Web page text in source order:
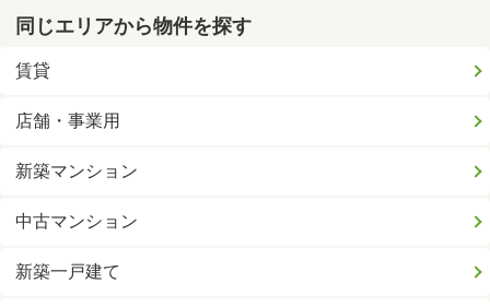
同じエリアから物件を探す
賃貸
店舗・事業用
新築マンション
中古マンション
新築一戸建て